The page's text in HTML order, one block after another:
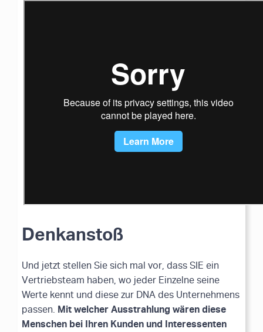
Denkanstoß
Und jetzt stellen Sie sich mal vor, dass SIE ein
Vertriebsteam haben, wo jeder Einzelne seine
Werte kennt und diese zur DNA des Unternehmens
passen. Mit welcher Ausstrahlung wären diese
Menschen bei Ihren Kunden und Interessenten